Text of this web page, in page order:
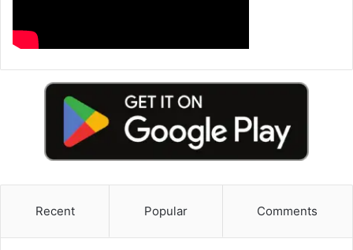
Recent Popular Comments